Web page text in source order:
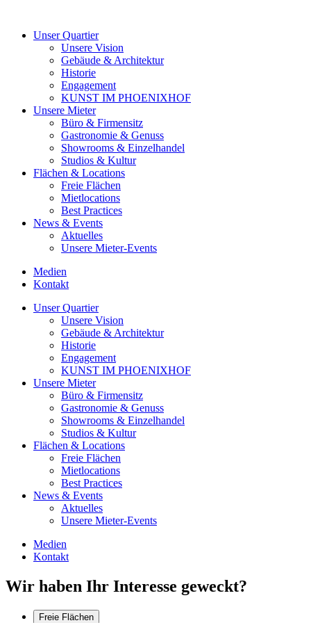
Unser Quartier
Unsere Vision
Gebäude & Architektur
Historie
Engagement
KUNST IM PHOENIXHOF
Unsere Mieter
Büro & Firmensitz
Gastronomie & Genuss
Showrooms & Einzelhandel
Studios & Kultur
Flächen & Locations
Freie Flächen
Mietlocations
Best Practices
News & Events
Aktuelles
Unsere Mieter-Events
Medien
Kontakt
Unser Quartier
Unsere Vision
Gebäude & Architektur
Historie
Engagement
KUNST IM PHOENIXHOF
Unsere Mieter
Büro & Firmensitz
Gastronomie & Genuss
Showrooms & Einzelhandel
Studios & Kultur
Flächen & Locations
Freie Flächen
Mietlocations
Best Practices
News & Events
Aktuelles
Unsere Mieter-Events
Medien
Kontakt
Wir haben Ihr Interesse geweckt?
Freie Flächen